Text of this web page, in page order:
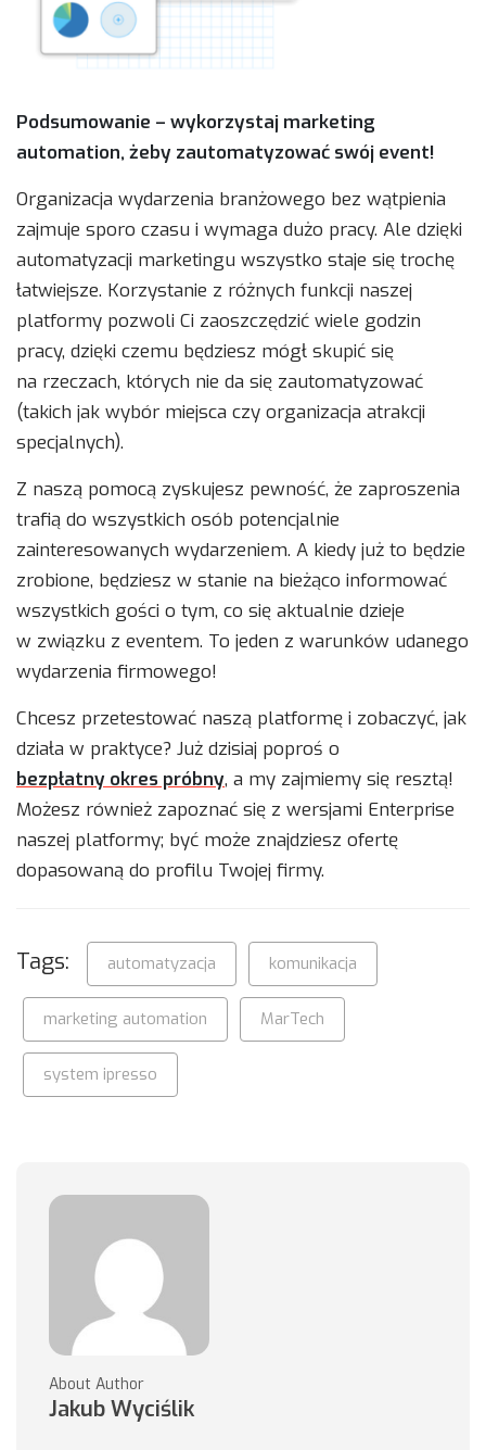
Podsumowanie – wykorzystaj marketing
automation, żeby zautomatyzować swój event!
Organizacja wydarzenia branżowego bez wątpienia
zajmuje sporo czasu i wymaga dużo pracy. Ale dzięki
automatyzacji marketingu wszystko staje się trochę
łatwiejsze. Korzystanie z różnych funkcji naszej
platformy pozwoli Ci zaoszczędzić wiele godzin
pracy, dzięki czemu będziesz mógł skupić się
na rzeczach, których nie da się zautomatyzować
(takich jak wybór miejsca czy organizacja atrakcji
specjalnych).
Z naszą pomocą zyskujesz pewność, że zaproszenia
trafią do wszystkich osób potencjalnie
zainteresowanych wydarzeniem. A kiedy już to będzie
zrobione, będziesz w stanie na bieżąco informować
wszystkich gości o tym, co się aktualnie dzieje
w związku z eventem. To jeden z warunków udanego
wydarzenia firmowego!
Chcesz przetestować naszą platformę i zobaczyć, jak
działa w praktyce? Już dzisiaj poproś o
bezpłatny okres próbny, a my zajmiemy się resztą!
Możesz również zapoznać się z wersjami Enterprise
naszej platformy; być może znajdziesz ofertę
dopasowaną do profilu Twojej firmy.
Tags: automatyzacja komunikacja
marketing automation MarTech
system ipresso
About Author
Jakub Wyciślik